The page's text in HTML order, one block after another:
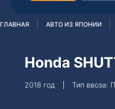
Полная пошлина
ГЛАВНАЯ АВТО ИЗ ЯПОНИИ
Honda
2018 год Тип ввоза: